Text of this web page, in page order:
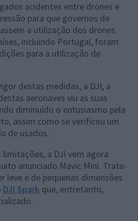
acidentes entre drones e
para que governos de
a utilização dos drones.
incluindo Portugal, foram
para a utilização de
destas medidas, a DJI, a
aeronaves viu as suas
diminuído o entusiasmo pela
assim como se verificou um
de usados.
a DJI vem agora
anunciado Mavic Mini. Trata-
leve e de pequenas dimensões
DJI Spark que, entretanto,